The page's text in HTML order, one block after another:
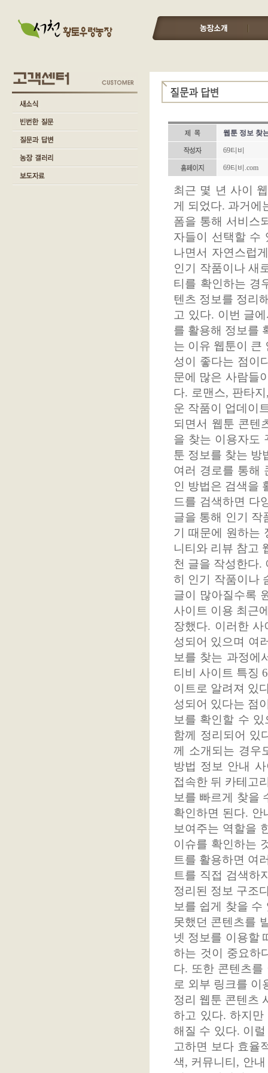
웹툰 정보 찾
69티비
69티비.com
최근 몇 년 사이
게 되었다. 과거에
폼을 통해 서비스
자들이 선택할 수
나면서 자연스럽
인기 작품이나 새
티를 확인하는 경
텐츠 정보를 정리
고 있다. 이번 글
를 활용해 정보를
는 이유 웹툰이 큰
성이 좋다는 점이
문에 많은 사람들
다. 로맨스, 판타
운 작품이 업데이
되면서 웹툰 콘텐
을 찾는 이용자도
툰 정보를 찾는 방
여러 경로를 통해
인 방법은 검색을
드를 검색하면 다
글을 통해 인기 작
기 때문에 원하는
니티와 리뷰 참고
천 글을 작성한다.
히 인기 작품이나
글이 많아질수록
사이트 이용 최근
장했다. 이러한
성되어 있으며 여
보를 찾는 과정에
티비 사이트 특징
이트로 알려져 있
성되어 있다는 점
보를 확인할 수
함께 정리되어 있
께 소개되는 경우
방법 정보 안내
접속한 뒤 카테고
보를 빠르게 찾을
확인하면 된다. 안
보여주는 역할을
이슈를 확인하는
트를 활용하면 여
트를 직접 검색하
정리된 정보 구조
보를 쉽게 찾을
못했던 콘텐츠를
넷 정보를 이용할
하는 것이 중요하
다. 또한 콘텐츠
로 외부 링크를 이
정리 웹툰 콘텐츠
하고 있다. 하지
해질 수 있다. 이
고하면 보다 효율
색, 커뮤니티, 안